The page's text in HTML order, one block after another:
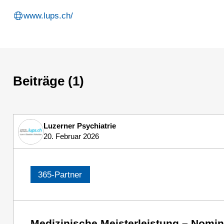
www.lups.ch/
Beiträge (1)
Luzerner Psychiatrie
20. Februar 2026
365-Partner